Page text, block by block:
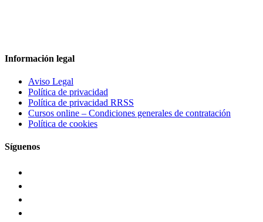
Información legal
Aviso Legal
Política de privacidad
Política de privacidad RRSS
Cursos online – Condiciones generales de contratación
Política de cookies
Síguenos